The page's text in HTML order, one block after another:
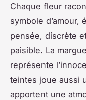
Chaque fleur
symbole d’amour,
pensée, discrète
paisible. La
représente
teintes joue aussi
apportent une